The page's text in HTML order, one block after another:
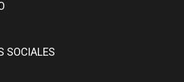
SOCIALES